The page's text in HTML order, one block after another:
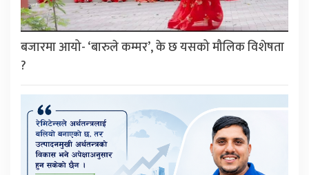
बजारमा आयो- ‘बारुले कम्मर’, के छ यसको मौलिक विशेषता
?